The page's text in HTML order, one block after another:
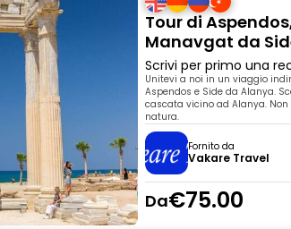
Tour di
Manavgat da
Scrivi per primo una
Unitevi a noi in un viaggio
Aspendos e Side da Alanya.
cascata vicino ad Alanya.
natura.
Fornito da
Vakare Travel
Da€75.00